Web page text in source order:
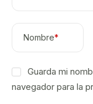
Nombre*
Guarda mi
navegador para la